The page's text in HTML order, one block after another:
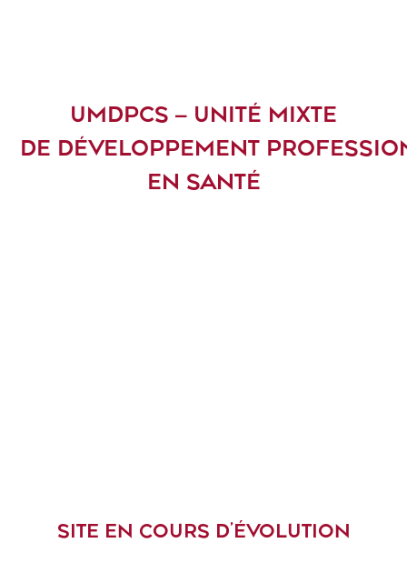
UMDPCS – UNITÉ MIXTE
DE DÉVELOPPEMENT
EN SANTÉ
SITE EN COURS D’ÉVOLUTION